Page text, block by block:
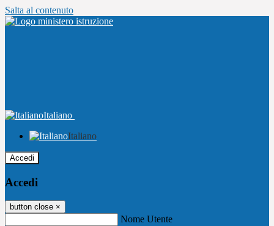
Salta al contenuto
Italiano
Italiano
Accedi
Accedi
button close ×
Nome Utente